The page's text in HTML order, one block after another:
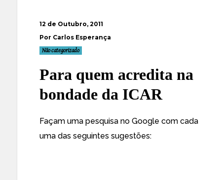
12 de Outubro, 2011
Por Carlos Esperança
Não categorizado
Para quem acredita na
bondade da ICAR
Façam uma pesquisa no Google com cada
uma das seguintes sugestões: